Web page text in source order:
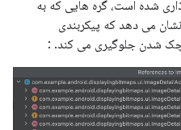
شده است، گره هایی که به
می دهد که پیکربندی